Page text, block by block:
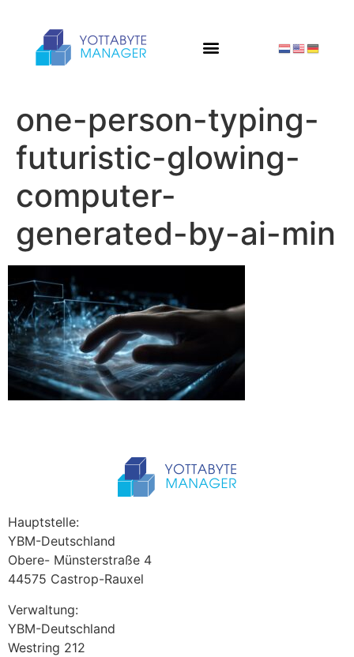
one-person-typing-
futuristic-glowing-
computer-
generated-by-ai-min
Hauptstelle:
YBM-Deutschland
Obere- Münsterstraße 4
44575 Castrop-Rauxel
Verwaltung:
YBM-Deutschland
Westring 212